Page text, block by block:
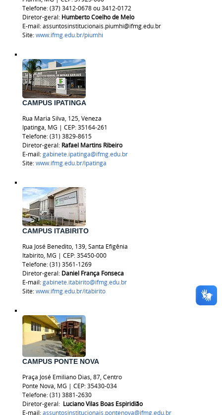
Telefone: (37) 3412-0678 ou 3412-0172
Diretor-geral: Humberto Coelho de Melo
E-mail: assuntosinstitucionais.piumhi@ifmg.edu.br
Site:www.ifmg.edu.br/piumhi
CAMPUS IPATINGA
Rua Maria Silva, 125, Veneza
Ipatinga, MG | CEP: 35164-261
Telefone: (31) 3829-8615
Diretor-geral: Rafael Martins Ribeiro
E-mail:gabinete.ipatinga@ifmg.edu.br
Site:www.ifmg.edu.br/ipatinga
CAMPUS ITABIRITO
Rua José Benedito, 139, Santa Efigênia
Itabirito, MG | CEP: 35450-000
Telefone: (31) 3561-1269
Diretor-geral: Daniel França Fonseca
E-mail:gabinete.itabirito@ifmg.edu.br
Site:www.ifmg.edu.br/itabirito
CAMPUS PONTE NOVA
Praça José Emiliano Dias, 87, Centro
Ponte Nova, MG | CEP: 35430-034
Telefone: (31) 3881-2630
Diretor-geral: Luciano Vilas Boas Espiridião
E-mail:assuntosinstitucionais.pontenova@ifmg.edu.br